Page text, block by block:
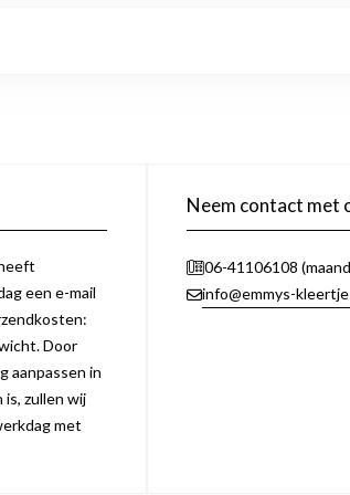
een e-mail
Door
aanpassen in
zullen wij
met
Neem contact met
06-41106108
info@emmys-